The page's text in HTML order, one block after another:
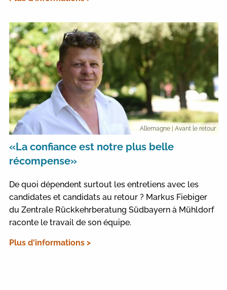
Allemagne | Avant le retour
«La confiance est notre plus belle
récompense»
De quoi dépendent surtout les entretiens avec les
candidates et candidats au retour ? Markus Fiebiger
du Zentrale Rückkehrberatung Südbayern à Mühldorf
raconte le travail de son équipe.
Plus d'informations >